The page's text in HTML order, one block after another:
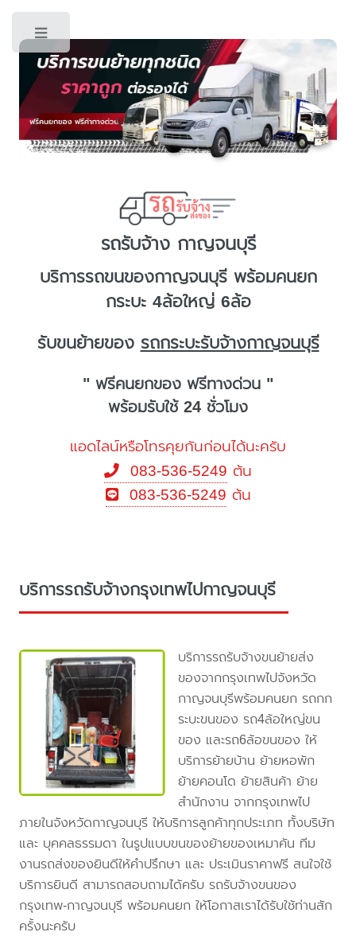
รถรับจ้าง กาญจนบุรี
บริการรถขนของกาญจนบุรีพร้อมคนยก
กระบะ 4ล้อใหญ่ 6ล้อ
รับขนย้ายของ รถกระบะรับจ้างกาญจนบุรี
" ฟรีคนยกของ ฟรีทางด่วน "
พร้อมรับใช้ 24 ชั่วโมง
แอดไลน์หรือโทรคุยกันก่อนได้นะครับ
083-536-5249 ต้น
083-536-5249 ต้น
บริการรถรับจ้างกรุงเทพไปกาญจนบุรี
บริการรถรับจ้างขนย้ายส่ง
ของจากกรุงเทพไปจังหวัด
กาญจนบุรีพร้อมคนยก รถกก
ระบะขนของ รถ4ล้อใหญ่ขน
ของ และรถ6ล้อขนของ ให้
บริการย้ายบ้าน ย้ายหอพัก
ย้ายคอนโด ย้ายสินค้า ย้าย
สำนักงาน จากกรุงเทพไป
ภายในจังหวัดกาญจนบุรี ให้บริการลูกค้าทุกประเภท ทั้งบริษัท
และ บุคคลธรรมดา ในรูปแบบขนของย้ายของเหมาคัน ทีม
งานรถส่งของยินดีให้คำปรึกษา และ ประเมินราคาฟรี สนใจใช้
บริการยินดี สามารถสอบถามได้ครับ รถรับจ้างขนของ
กรุงเทพ-กาญจนบุรี พร้อมคนยก ให้โอกาสเราได้รับใช้ท่านสัก
ครั้งนะครับ
Toggle